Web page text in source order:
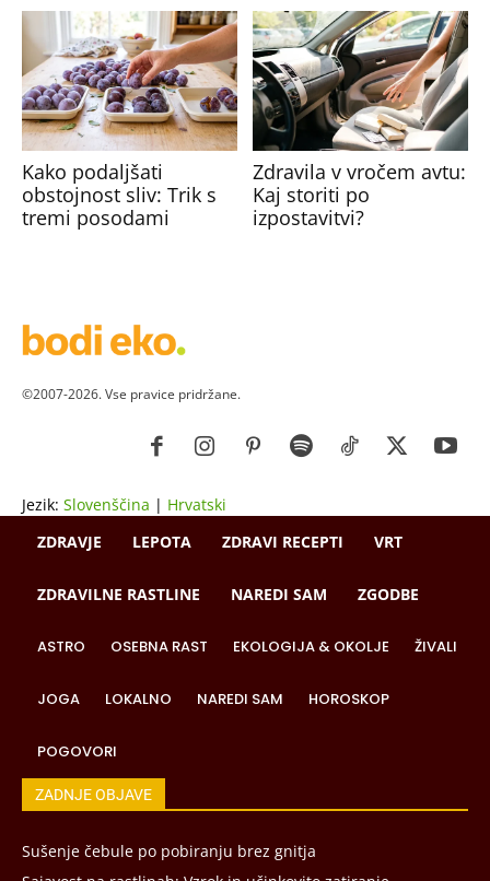
Kako podaljšati
obstojnost sliv: Trik s
tremi posodami
Zdravila v vročem avtu:
Kaj storiti po
izpostavitvi?
©2007-2026. Vse pravice pridržane.
Jezik: Slovenščina | Hrvatski
ZDRAVJE
LEPOTA ZDRAVI RECEPTI VRT
ZDRAVILNE RASTLINE NAREDI SAM ZGODBE
ASTRO OSEBNA RAST EKOLOGIJA & OKOLJE ŽIVALI
JOGA LOKALNO NAREDI SAM HOROSKOP
POGOVORI
ZADNJE OBJAVE
Sušenje čebule po pobiranju brez gnitja